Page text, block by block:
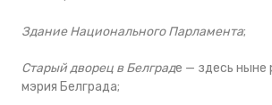
Здание Национального Парламента;
Старый дворец в Белграде — здесь ныне
мэрия Белграда;